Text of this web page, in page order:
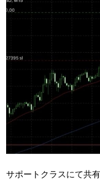
サポートクラスにて共